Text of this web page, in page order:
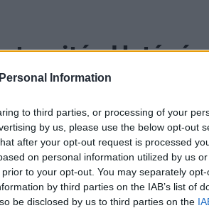
Information
to third parties, or processing of your
by us, please use the below opt-out
after your opt-out request is processed
on personal information utilized by us
to your opt-out. You may separately
by third parties on the IAB’s list of
be disclosed by us to third parties on the
az Integritás Hatóság
hamisítás és különösen